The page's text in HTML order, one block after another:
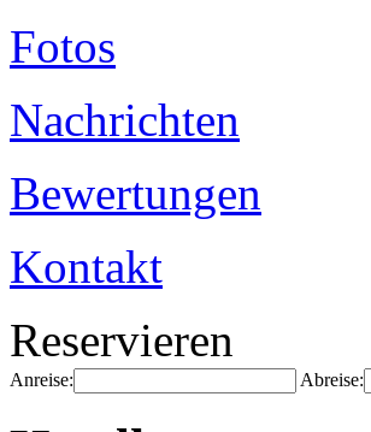
Fotos
Nachrichten
Bewertungen
Kontakt
Reservieren
Anreise: Abreise: